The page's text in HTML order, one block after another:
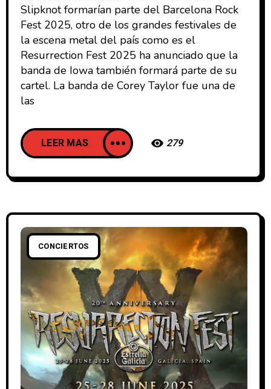
Slipknot formarían parte del Barcelona Rock
Fest 2025, otro de los grandes festivales de
la escena metal del país como es el
Resurrection Fest 2025 ha anunciado que la
banda de Iowa también formará parte de su
cartel. La banda de Corey Taylor fue una de
las
LEER MAS 279
CONCIERTOS